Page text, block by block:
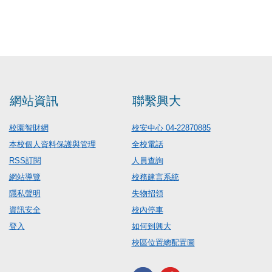
網站資訊
校園智財網
本校個人資料保護與管理
RSS訂閱
網站導覽
隱私聲明
資訊安全
登入
聯繫興大
校安中心 04-22870885
全校電話
人員查詢
校務建言系統
失物招領
校內停車
如何到興大
校區位置總配置圖